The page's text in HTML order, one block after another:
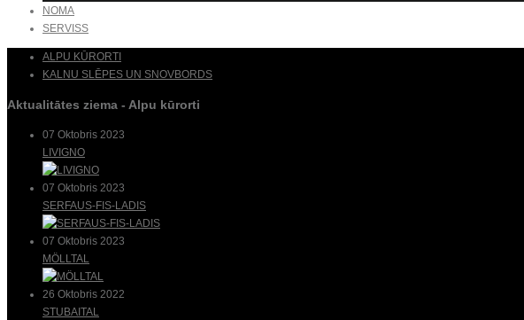
NOMA
SERVISS
ALPU KŪRORTI
KALNU SLĒPES UN SNOVBORDS
Aktualitātes ziema - Alpu kūrorti
07 Oktobris 2023
LIVIGNO
07 Oktobris 2023
SERFAUS-FIS-LADIS
07 Oktobris 2023
MÖLLTAL
26 Oktobris 2022
STUBAITAL